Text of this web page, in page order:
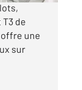
de
offre une
sur